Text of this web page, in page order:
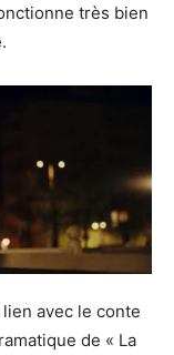
très bien
avec le conte
de « La